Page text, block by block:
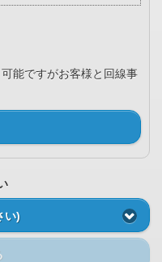
能ですがお客様と回線事
い)